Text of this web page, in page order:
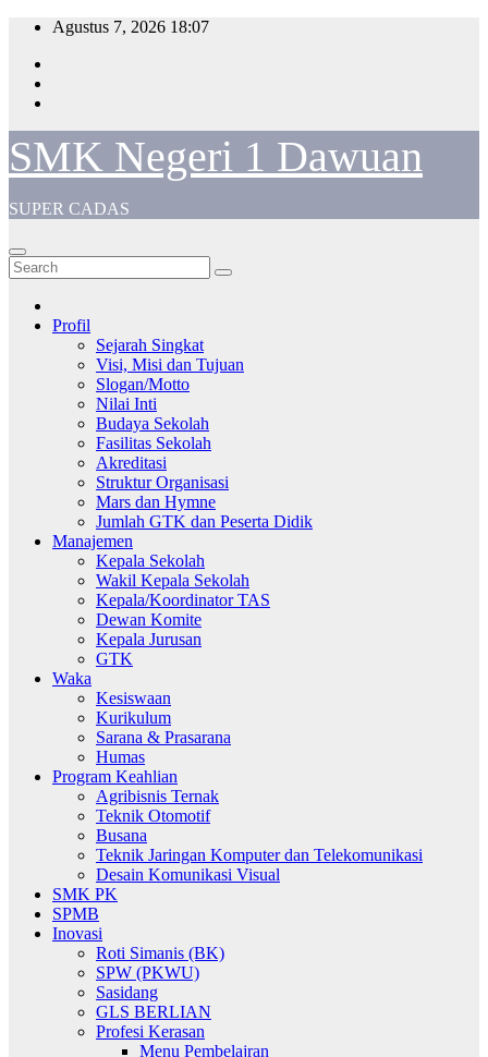
Skip
content
Agustus 7, 2026 18:07
SMK Negeri 1 Dawuan
SUPER CADAS
Profil
Sejarah Singkat
Visi, Misi dan Tujuan
Slogan/Motto
Nilai Inti
Budaya Sekolah
Fasilitas Sekolah
Akreditasi
Struktur Organisasi
Mars dan Hymne
Jumlah GTK dan Peserta Didik
Manajemen
Kepala Sekolah
Wakil Kepala Sekolah
Kepala/Koordinator TAS
Dewan Komite
Kepala Jurusan
GTK
Waka
Kesiswaan
Kurikulum
Sarana & Prasarana
Humas
Program Keahlian
Agribisnis Ternak
Teknik Otomotif
Busana
Teknik Jaringan Komputer dan Telekomunikasi
Desain Komunikasi Visual
SMK PK
SPMB
Inovasi
Roti Simanis (BK)
SPW (PKWU)
Sasidang
GLS BERLIAN
Profesi Kerasan
Menu Pembelajran